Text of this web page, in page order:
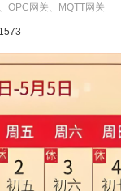
OPC网关、MQTT网关
1573